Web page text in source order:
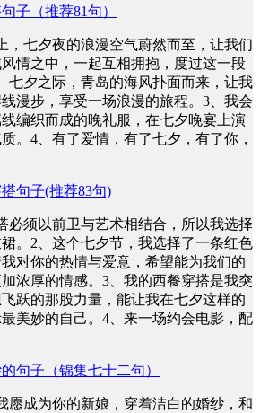
子（推荐81句）
，七夕夜的浪漫空气蔚然而至，让我们
情之中，一起互相拥抱，度过这一段
七夕之际，青岛的海风扑面而来，让我
漫步，享受一场浪漫的旅程。3、我会
编织而成的晚礼服，在七夕晚宴上演
。4、有了爱情，有了七夕，有了你，
句子(推荐83句)
必须以前卫与艺术相结合，所以我选择
。2、这个七夕节，我选择了一条红色
对你的热情与爱意，希望能为我们的
浓厚的情感。3、我的西餐穿搭是我突
跃的那股力量，能让我在七夕这样的
美妙的自己。4、来一场约会电影，配
句子（锦集七十二句）
愿成为你的新娘，穿着洁白的婚纱，和